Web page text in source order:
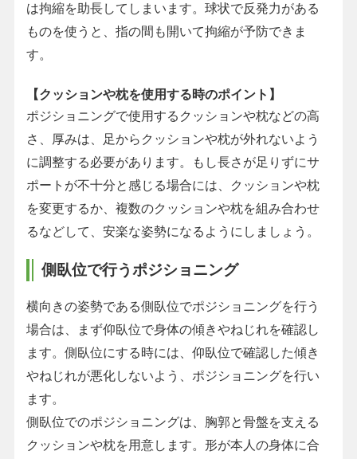
は拘縮を助長してしまいます。球状で反発力がある
ものを使うと、指の間も開いて拘縮が予防できま
す。
【クッションや枕を使用する時のポイント】
ポジショニングで使用するクッションや枕などの高
さ、厚みは、足からクッションや枕が外れないよう
に調整する必要があります。もし長さが足りずにサ
ポートが不十分と感じる場合には、クッションや枕
を変更するか、複数のクッションや枕を組み合わせ
るなどして、安楽な姿勢になるようにしましょう。
側臥位で行うポジショニング
横向きの姿勢である側臥位でポジショニングを行う
場合は、まず仰臥位で身体の傾きやねじれを確認し
ます。側臥位にする時には、仰臥位で確認した傾き
やねじれが悪化しないよう、ポジショニングを行い
ます。
側臥位でのポジショニングは、胸郭と骨盤を支える
クッションや枕を用意します。形が本人の身体に合